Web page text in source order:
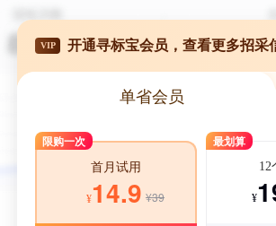
VIP 开通寻标宝会员，查看更多招采
单省会员
限购一次
首月试用
¥14.9 ¥39
最划算
12
¥